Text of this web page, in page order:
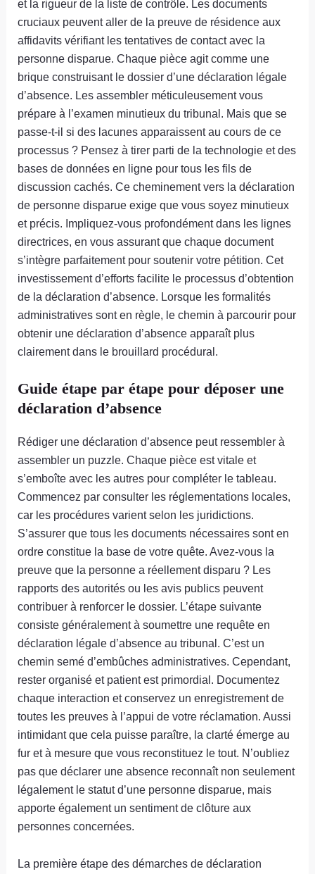
et la rigueur de la liste de contrôle. Les documents
cruciaux peuvent aller de la preuve de résidence aux
affidavits vérifiant les tentatives de contact avec la
personne disparue. Chaque pièce agit comme une
brique construisant le dossier d’une déclaration légale
d’absence. Les assembler méticuleusement vous
prépare à l’examen minutieux du tribunal. Mais que se
passe-t-il si des lacunes apparaissent au cours de ce
processus ? Pensez à tirer parti de la technologie et des
bases de données en ligne pour tous les fils de
discussion cachés. Ce cheminement vers la déclaration
de personne disparue exige que vous soyez minutieux
et précis. Impliquez-vous profondément dans les lignes
directrices, en vous assurant que chaque document
s’intègre parfaitement pour soutenir votre pétition. Cet
investissement d’efforts facilite le processus d’obtention
de la déclaration d’absence. Lorsque les formalités
administratives sont en règle, le chemin à parcourir pour
obtenir une déclaration d’absence apparaît plus
clairement dans le brouillard procédural.
Guide étape par étape pour déposer une
déclaration d’absence
Rédiger une déclaration d’absence peut ressembler à
assembler un puzzle. Chaque pièce est vitale et
s’emboîte avec les autres pour compléter le tableau.
Commencez par consulter les réglementations locales,
car les procédures varient selon les juridictions.
S’assurer que tous les documents nécessaires sont en
ordre constitue la base de votre quête. Avez-vous la
preuve que la personne a réellement disparu ? Les
rapports des autorités ou les avis publics peuvent
contribuer à renforcer le dossier. L’étape suivante
consiste généralement à soumettre une requête en
déclaration légale d’absence au tribunal. C’est un
chemin semé d’embûches administratives. Cependant,
rester organisé et patient est primordial. Documentez
chaque interaction et conservez un enregistrement de
toutes les preuves à l’appui de votre réclamation. Aussi
intimidant que cela puisse paraître, la clarté émerge au
fur et à mesure que vous reconstituez le tout. N’oubliez
pas que déclarer une absence reconnaît non seulement
légalement le statut d’une personne disparue, mais
apporte également un sentiment de clôture aux
personnes concernées.
La première étape des démarches de déclaration